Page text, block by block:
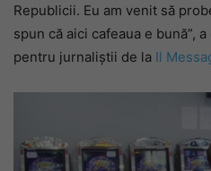
Republicii. Eu am venit să
spun că aici cafeaua e bună”,
pentru jurnaliștii de la Il